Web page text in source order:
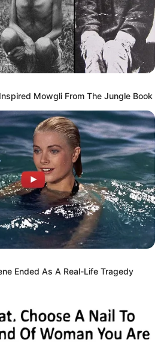
Mowgli From The Jungle Book
Ended As A Real-Life Tragedy